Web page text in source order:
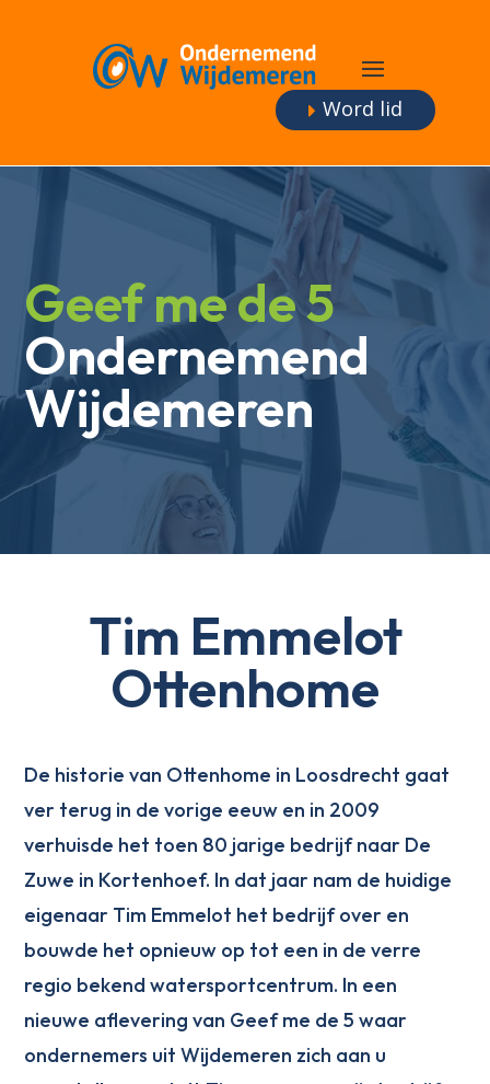
Word lid
Geef me de 5
Ondernemend
Wijdemeren
Tim Emmelot
Ottenhome
De historie van Ottenhome in Loosdrecht gaat
ver terug in de vorige eeuw en in 2009
verhuisde het toen 80 jarige bedrijf naar De
Zuwe in Kortenhoef. In dat jaar nam de huidige
eigenaar Tim Emmelot het bedrijf over en
bouwde het opnieuw op tot een in de verre
regio bekend watersportcentrum. In een
nieuwe aflevering van Geef me de 5 waar
ondernemers uit Wijdemeren zich aan u